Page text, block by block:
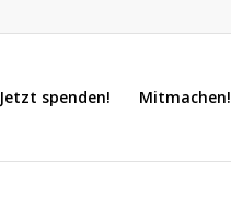
Jetzt spenden! Mitmachen!